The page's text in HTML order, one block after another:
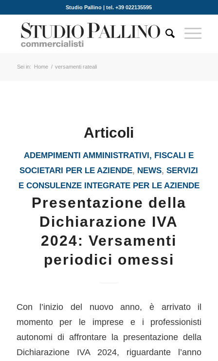
Studio Pallino | tel. +39 022135595
Sei in: Home / versamenti rateali
Articoli
ADEMPIMENTI AMMINISTRATIVI, FISCALI E
SOCIETARI PER LE AZIENDE, NEWS,SERVIZI
E CONSULENZE INTEGRATE PER LE AZIENDE
Presentazione della
Dichiarazione IVA
2024: Versamenti
periodici omessi
Con l’inizio del nuovo anno, è arrivato il
momento per le imprese e i professionisti
autonomi di affrontare la presentazione della
Dichiarazione IVA 2024, riguardante l’anno